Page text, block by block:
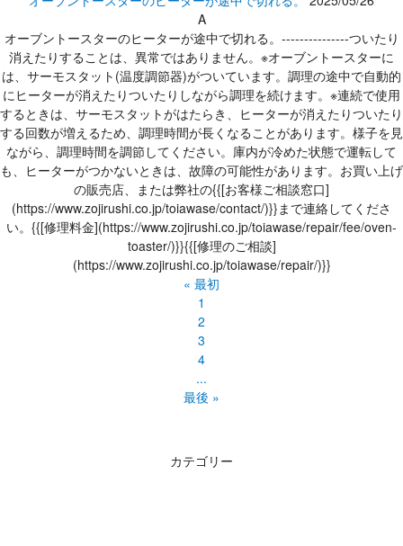
A
オーブントースターのヒーターが途中で切れる。---------------ついたり
消えたりすることは、異常ではありません。※オーブントースターに
は、サーモスタット(温度調節器)がついています。調理の途中で自動的
にヒーターが消えたりついたりしながら調理を続けます。※連続で使用
するときは、サーモスタットがはたらき、ヒーターが消えたりついたり
する回数が増えるため、調理時間が長くなることがあります。様子を見
ながら、調理時間を調節してください。庫内が冷めた状態で運転して
も、ヒーターがつかないときは、故障の可能性があります。お買い上げ
の販売店、または弊社の{{[お客様ご相談窓口]
(https://www.zojirushi.co.jp/toiawase/contact/)}}まで連絡してくださ
い。{{[修理料金](https://www.zojirushi.co.jp/toiawase/repair/fee/oven-
toaster/)}}{{[修理のご相談]
(https://www.zojirushi.co.jp/toiawase/repair/)}}
« 最初
1
2
3
4
...
最後 »
カテゴリー